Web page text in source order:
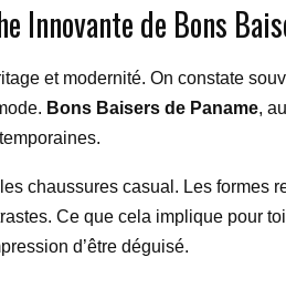
Innovante de Bons
et modernité. On constate
Bons Baisers de Paname,
chaussures casual. Les formes
Ce que cela implique pour
d’être déguisé.